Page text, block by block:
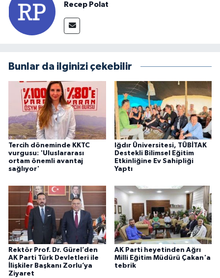
Recep Polat
Bunlar da ilginizi çekebilir
Tercih döneminde KKTC
vurgusu: 'Uluslararası
ortam önemli avantaj
sağlıyor'
Iğdır Üniversitesi, TÜBİTAK
Destekli Bilimsel Eğitim
Etkinliğine Ev Sahipliği
Yaptı
Rektör Prof. Dr. Gürel’den
AK Parti Türk Devletleri ile
İlişkiler Başkanı Zorlu’ya
Ziyaret
AK Parti heyetinden Ağrı
Milli Eğitim Müdürü Çakan'a
tebrik